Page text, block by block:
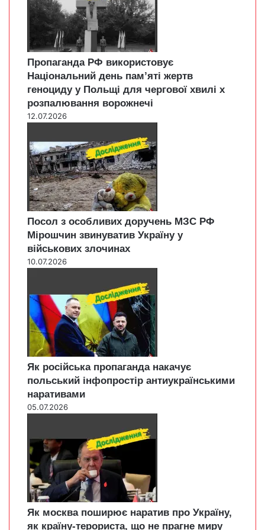
Пропаганда РФ використовує
Національний день пам’яті жертв
геноциду у Польщі для чергової хвилі х
розпалювання ворожнечі
12.07.2026
Посол з особливих доручень МЗС РФ
Мірошчин звинуватив Україну у
військових злочинах
10.07.2026
Як російська пропаганда накачує
польський інфопростір антиукраїнськими
наративами
05.07.2026
Як москва поширює наратив про Україну,
як країну-терориста, що не прагне миру